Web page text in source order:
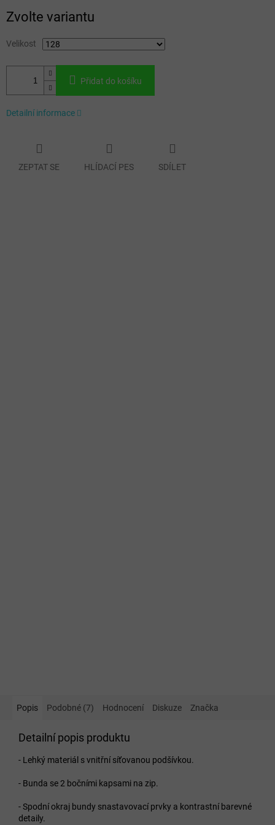
cena:
Zvolte variantu
Velikost
Přidat do košíku
Detailní informace
ZEPTAT SE HLÍDACÍ PES SDÍLET
Popis Podobné (7) Hodnocení Diskuze Značka
Detailní popis produktu
- Lehký materiál s vnitřní síťovanou podšívkou.
- Bunda se 2 bočními kapsami na zip.
- Spodní okraj bundy snastavovací prvky a kontrastní barevné
detaily.